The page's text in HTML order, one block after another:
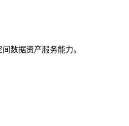
数据资产服务能力。